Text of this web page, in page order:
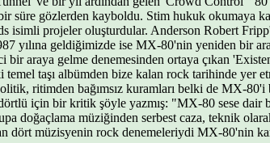
süre gözlerden kayboldu. Stim hukuk okumaya
projeler oluşturdular. Anderson Robert
yılına geldiğimizde ise MX-80'nin yeniden bir
araya gelme denemesinden ortaya çıkan
taşı albümden bize kalan rock tarihinde yer
ritimden bağımsız kuramları belki de MX-80'i
dörtlü için bir kritik şöyle yazmış: "MX-80 sese
doğaçlama müziğinden serbest caza, teknik
dört müzisyenin rock denemeleriydi MX-80'nin